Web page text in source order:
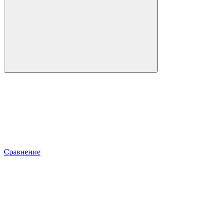
Сравнение